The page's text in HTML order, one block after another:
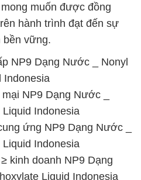
muốn được đồng
hành trình đạt đến sự
bền vững.
NP9 Dạng Nước _ Nonyl
Indonesia
NP9 Dạng Nước _
Indonesia
ứng NP9 Dạng Nước _
Indonesia
kinh doanh NP9 Dạng
Liquid Indonesia